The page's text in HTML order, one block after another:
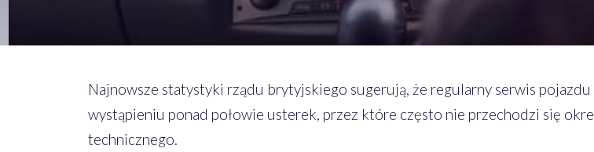
Najnowsze statystyki rządu brytyjskiego sugerują, że regularny serwis
wystąpieniu ponad połowie usterek, przez które często nie przechodzi się
technicznego.